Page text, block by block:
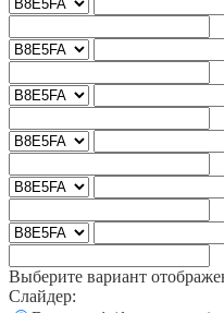
Выберите вариант
Слайдер: